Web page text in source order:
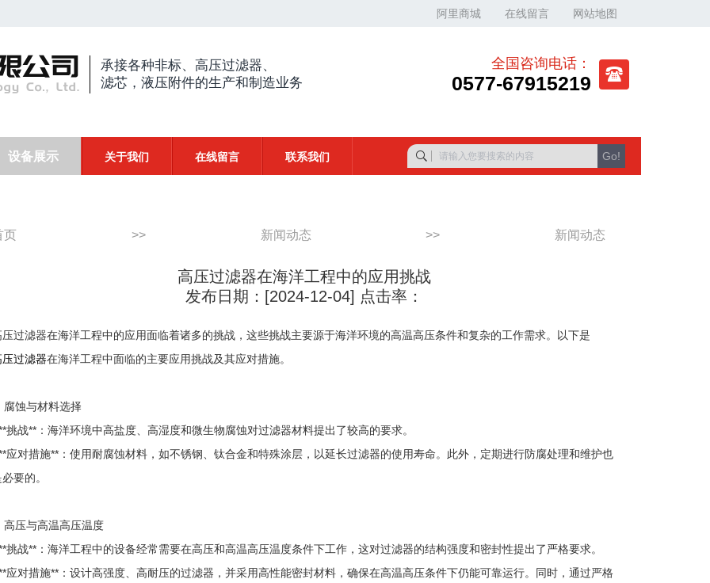
阿里商城 在线留言 网站地图
承接各种非标、高压过滤器、
滤芯，液压附件的生产和制造业务
全国咨询电话：
0577-67915219
设备展示 关于我们 在线留言 联系我们 Go!
页 >> 新闻动态 >> 新闻动态
高压过滤器在海洋工程中的应用挑战
发布日期：[2024-12-04] 点击率：
压过滤器在海洋工程中的应用面临着诸多的挑战，这些挑战主要源于海洋环境的高温高压条件和复杂的工作需求。以下是
压过滤器在海洋工程中面临的主要应用挑战及其应对措施。
腐蚀与材料选择
挑战**：海洋环境中高盐度、高湿度和微生物腐蚀对过滤器材料提出了较高的要求。
应对措施**：使用耐腐蚀材料，如不锈钢、钛合金和特殊涂层，以延长过滤器的使用寿命。此外，定期进行防腐处理和维护也
要的。
高压与高温高压温度
挑战**：海洋工程中的设备经常需要在高压和高温高压温度条件下工作，这对过滤器的结构强度和密封性提出了严格要求。
应对措施**：设计高强度、高耐压的过滤器，并采用高性能密封材料，确保在高温高压条件下仍能可靠运行。同时，通过严格